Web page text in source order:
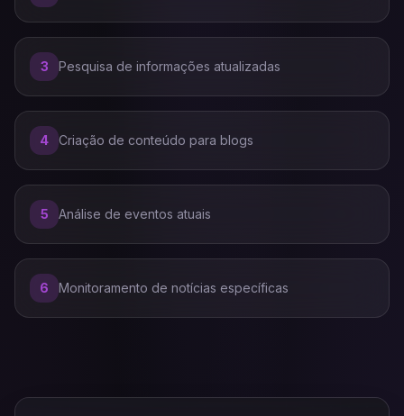
3 Pesquisa de informações atualizadas
4 Criação de conteúdo para blogs
5 Análise de eventos atuais
6 Monitoramento de notícias específicas